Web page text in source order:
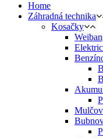
Home
Záhradná technika
Kosačky